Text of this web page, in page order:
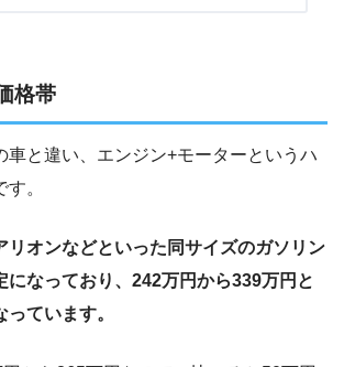
格帯
車と違い、エンジン+モーターというハ
。
リオンなどといった同サイズのガソリン
になっており、242万円から339万円と
ています。